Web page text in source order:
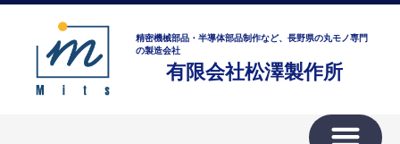
精密機械部品・半導体部品制作など、長野県の丸モノ専門
の製造会社
有限会社松澤製作所